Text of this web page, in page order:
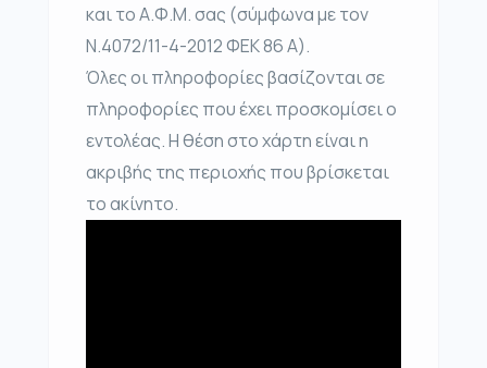
και το Α.Φ.Μ. σας (σύμφωνα με τον
Ν.4072/11-4-2012 ΦΕΚ 86 Α).
Όλες οι πληροφορίες βασίζονται σε
πληροφορίες που έχει προσκομίσει ο
εντολέας. Η θέση στο χάρτη είναι η
ακριβής της περιοχής που βρίσκεται
το ακίνητο.